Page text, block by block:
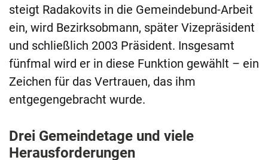
steigt Radakovits in die Gemeindebund-Arbeit
ein, wird Bezirksobmann, später Vizepräsident
und schließlich 2003 Präsident. Insgesamt
fünfmal wird er in diese Funktion gewählt – ein
Zeichen für das Vertrauen, das ihm
entgegengebracht wurde.
Drei Gemeindetage und viele
Herausforderungen